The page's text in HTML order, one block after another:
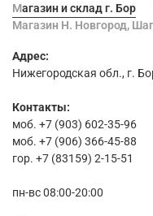
Магазин и склад г. Бор
Магазин Н. Новгород,
Адрес:
Нижегородская обл., г.
Контакты:
моб. +7 (903) 602-35-96
моб. +7 (906) 366-45-88
гор. +7 (83159) 2-15-51
пн-вс 08:00-20:00